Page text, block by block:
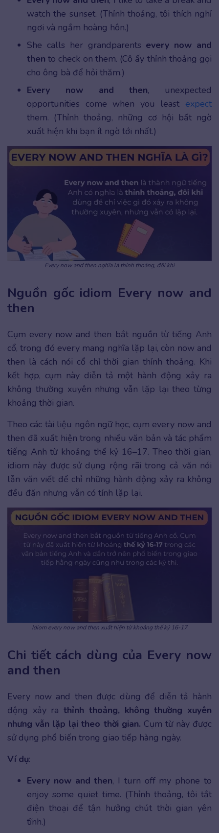
watch the sunset. (Thỉnh thoảng, tôi thích nghỉ
ngơi và ngắm hoàng hôn.)
She calls her grandparents every now and
thento check on them. (Cô ấy thỉnh thoảng gọi
cho ông bà để hỏi thăm.)
Every now and then, unexpected
opportunities come when you least expect
them. (Thỉnh thoảng, những cơ hội bất ngờ
xuất hiện khi bạn ít ngờ tới nhất.)
Every now and then nghĩa là thỉnh thoảng, đôi khi
Nguồn gốc idiom Every now and
then
Cụm every now and then bắt nguồn từ tiếng Anh
cổ, trong đó every mang nghĩa lặp lại, còn now and
then là cách nói cổ chỉ thời gian thỉnh thoảng. Khi
kết hợp, cụm này diễn tả một hành động xảy ra
không thường xuyên nhưng vẫn lặp lại theo từng
khoảng thời gian.
Theo các tài liệu ngôn ngữ học, cụm every now and
then đã xuất hiện trong nhiều văn bản và tác phẩm
tiếng Anh từ khoảng thế kỷ 16–17. Theo thời gian,
idiom này được sử dụng rộng rãi trong cả văn nói
lẫn văn viết để chỉ những hành động xảy ra không
đều đặn nhưng vẫn có tính lặp lại.
Idiom every now and then xuất hiện từ khoảng thế kỷ 16-17
Chi tiết cách dùng của Every now
and then
Every now and then được dùng để diễn tả hành
động xảy ra thỉnh thoảng, không thường xuyên
nhưng vẫn lặp lại theo thời gian. Cụm từ này được
sử dụng phổ biến trong giao tiếp hàng ngày.
Ví dụ:
Every now and then, I turn off my phone to
enjoy some quiet time. (Thỉnh thoảng, tôi tắt
điện thoại để tận hưởng chút thời gian yên
tĩnh.)